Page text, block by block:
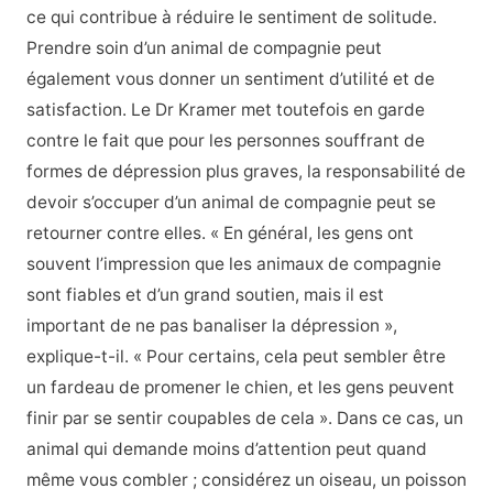
ce qui contribue à réduire le sentiment de solitude.
Prendre soin d’un animal de compagnie peut
également vous donner un sentiment d’utilité et de
satisfaction. Le Dr Kramer met toutefois en garde
contre le fait que pour les personnes souffrant de
formes de dépression plus graves, la responsabilité de
devoir s’occuper d’un animal de compagnie peut se
retourner contre elles. « En général, les gens ont
souvent l’impression que les animaux de compagnie
sont fiables et d’un grand soutien, mais il est
important de ne pas banaliser la dépression »,
explique-t-il. « Pour certains, cela peut sembler être
un fardeau de promener le chien, et les gens peuvent
finir par se sentir coupables de cela ». Dans ce cas, un
animal qui demande moins d’attention peut quand
même vous combler ; considérez un oiseau, un poisson